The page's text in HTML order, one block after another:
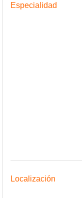
Especialidad
Localización